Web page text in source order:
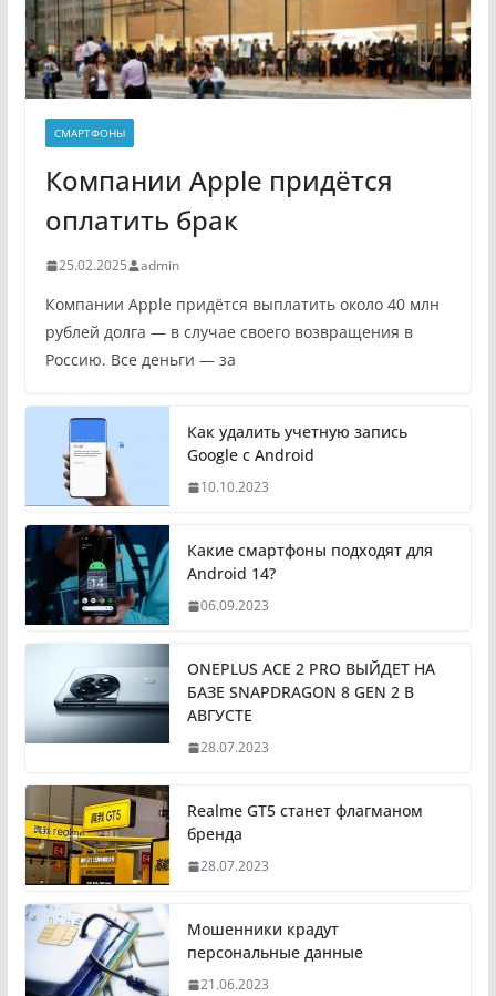
СМАРТФОНЫ
Компании Apple придётся
оплатить брак
25.02.2025 admin
Компании Apple придётся выплатить около 40 млн
рублей долга — в случае своего возвращения в
Россию. Все деньги — за
Как удалить учетную запись
Google с Android
10.10.2023
Какие смартфоны подходят для
Android 14?
06.09.2023
ONEPLUS ACE 2 PRO ВЫЙДЕТ НА
БАЗЕ SNAPDRAGON 8 GEN 2 В
АВГУСТЕ
28.07.2023
Realme GT5 станет флагманом
бренда
28.07.2023
Мошенники крадут
персональные данные
21.06.2023